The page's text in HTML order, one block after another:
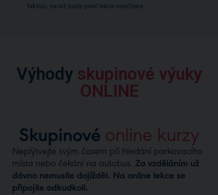
fakturu, na níž bude první lekce odečtena.
Výhody skupinové výuky
ONLINE
Skupinové ​ online kurzy​
Neplýtvejte svým časem při hledání parkovacího
místa nebo čekání na autobus. Za vzděláním už
dávno nemusíte dojíždět. Na online lekce se
připojíte odkudkoli.